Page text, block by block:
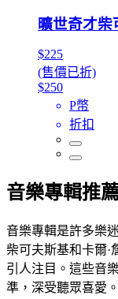
曠世奇才
$225
(售價已折)
$250
P幣
折扣
音樂專輯推
音樂專輯是許多樂
柴可夫斯基和卡爾·
引人注目。這些音
準，深受聽眾喜愛